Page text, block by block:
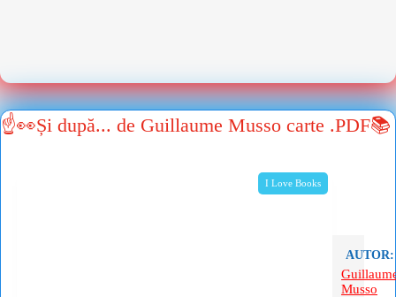
I Love Books
☝👀Și după... de Guillaume Musso carte .PDF📚
AUTOR:
Musso